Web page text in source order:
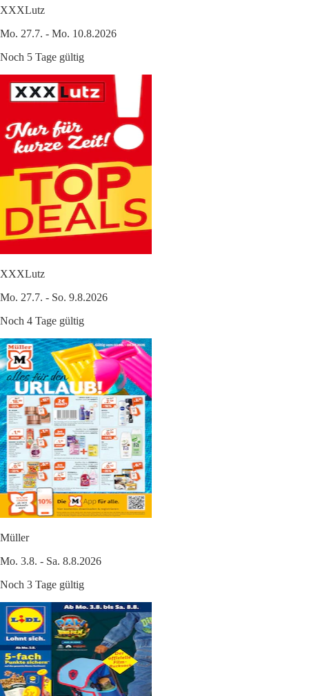
XXXLutz
Mo. 27.7. - Mo. 10.8.2026
Noch 5 Tage gültig
XXXLutz
Mo. 27.7. - So. 9.8.2026
Noch 4 Tage gültig
Müller
Mo. 3.8. - Sa. 8.8.2026
Noch 3 Tage gültig